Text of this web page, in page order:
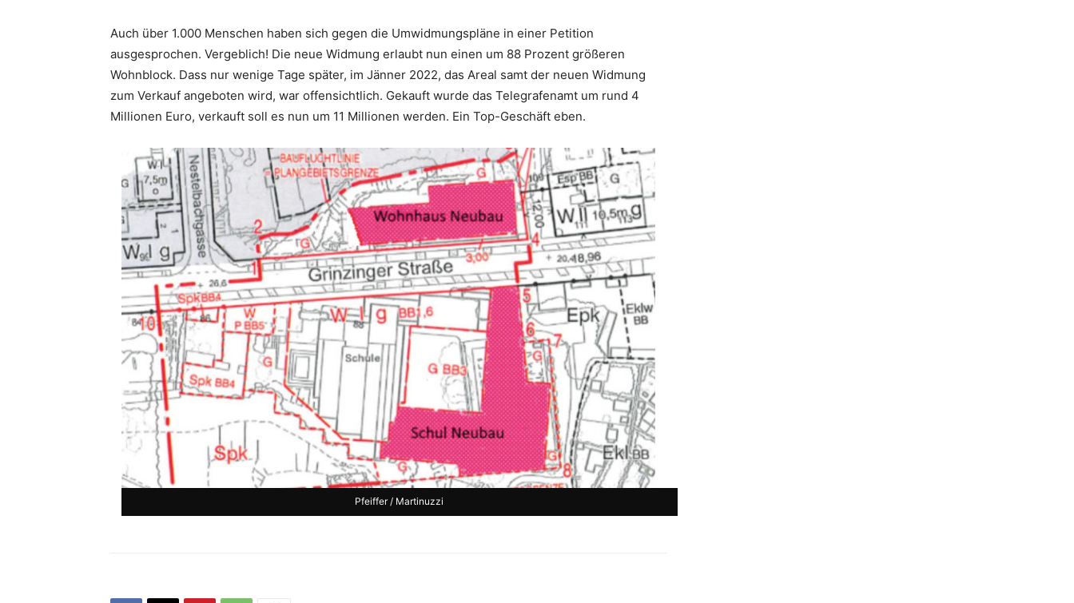
Auch über 1.000 Menschen haben sich gegen die Umwidmungspläne in einer Petition
ausgesprochen. Vergeblich! Die neue Widmung erlaubt nun einen um 88 Prozent größeren
Wohnblock. Dass nur wenige Tage später, im Jänner 2022, das Areal samt der neuen Widmung
zum Verkauf angeboten wird, war offensichtlich. Gekauft wurde das Telegrafenamt um rund 4
Millionen Euro, verkauft soll es nun um 11 Millionen werden. Ein ­Top-Geschäft eben.
Pfeiffer / Martinuzzi